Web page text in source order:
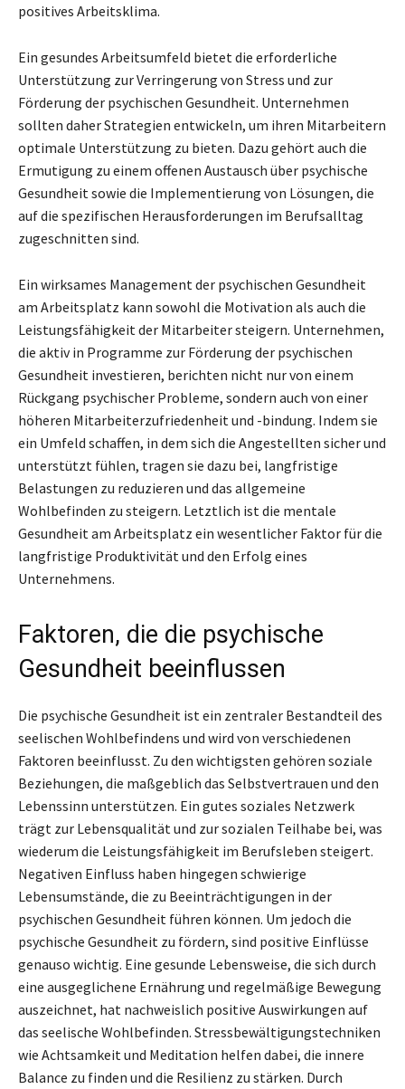
positives Arbeitsklima.
Ein gesundes Arbeitsumfeld bietet die erforderliche
Unterstützung zur Verringerung von Stress und zur
Förderung der psychischen Gesundheit. Unternehmen
sollten daher Strategien entwickeln, um ihren Mitarbeitern
optimale Unterstützung zu bieten. Dazu gehört auch die
Ermutigung zu einem offenen Austausch über psychische
Gesundheit sowie die Implementierung von Lösungen, die
auf die spezifischen Herausforderungen im Berufsalltag
zugeschnitten sind.
Ein wirksames Management der psychischen Gesundheit
am Arbeitsplatz kann sowohl die Motivation als auch die
Leistungsfähigkeit der Mitarbeiter steigern. Unternehmen,
die aktiv in Programme zur Förderung der psychischen
Gesundheit investieren, berichten nicht nur von einem
Rückgang psychischer Probleme, sondern auch von einer
höheren Mitarbeiterzufriedenheit und -bindung. Indem sie
ein Umfeld schaffen, in dem sich die Angestellten sicher und
unterstützt fühlen, tragen sie dazu bei, langfristige
Belastungen zu reduzieren und das allgemeine
Wohlbefinden zu steigern. Letztlich ist die mentale
Gesundheit am Arbeitsplatz ein wesentlicher Faktor für die
langfristige Produktivität und den Erfolg eines
Unternehmens.
Faktoren, die die psychische
Gesundheit beeinflussen
Die psychische Gesundheit ist ein zentraler Bestandteil des
seelischen Wohlbefindens und wird von verschiedenen
Faktoren beeinflusst. Zu den wichtigsten gehören soziale
Beziehungen, die maßgeblich das Selbstvertrauen und den
Lebenssinn unterstützen. Ein gutes soziales Netzwerk
trägt zur Lebensqualität und zur sozialen Teilhabe bei, was
wiederum die Leistungsfähigkeit im Berufsleben steigert.
Negativen Einfluss haben hingegen schwierige
Lebensumstände, die zu Beeinträchtigungen in der
psychischen Gesundheit führen können. Um jedoch die
psychische Gesundheit zu fördern, sind positive Einflüsse
genauso wichtig. Eine gesunde Lebensweise, die sich durch
eine ausgeglichene Ernährung und regelmäßige Bewegung
auszeichnet, hat nachweislich positive Auswirkungen auf
das seelische Wohlbefinden. Stressbewältigungstechniken
wie Achtsamkeit und Meditation helfen dabei, die innere
Balance zu finden und die Resilienz zu stärken. Durch